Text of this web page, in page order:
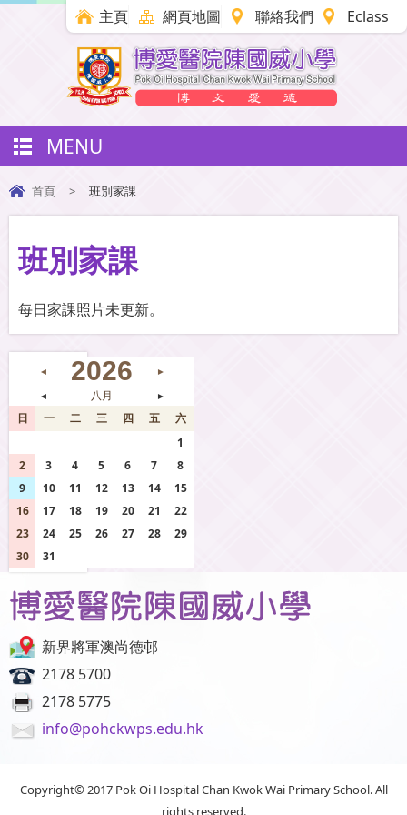
主頁 網頁地圖 聯絡我們 Eclass
MENU
首頁 > 班別家課
班別家課
每日家課照片未更新。
◄ 2026
►
◄
八月 ►
日 一 二 三 四 五
六
1
2
3 4 5 6 7
8
9
10 11 12 13 14
15
16
17 18 19 20 21
22
23
24 25 26 27 28
29
30
31
新界將軍澳尚德邨
2178 5700
2178 5775
info@pohckwps.edu.hk
Copyright© 2017 Pok Oi Hospital Chan Kwok Wai Primary School. All
rights reserved.